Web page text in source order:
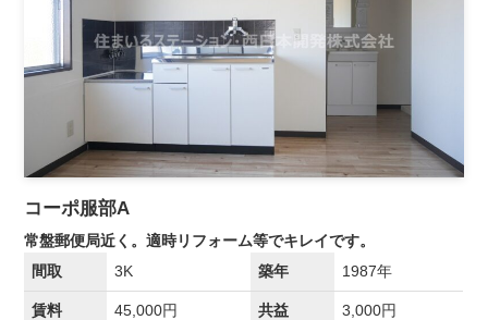
コーポ服部A
常盤郵便局近く。適時リフォーム等でキレイです。
間取
3K 築年 1987年
賃料 45,000円 共益 3,000円